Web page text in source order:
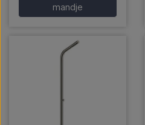
mandje